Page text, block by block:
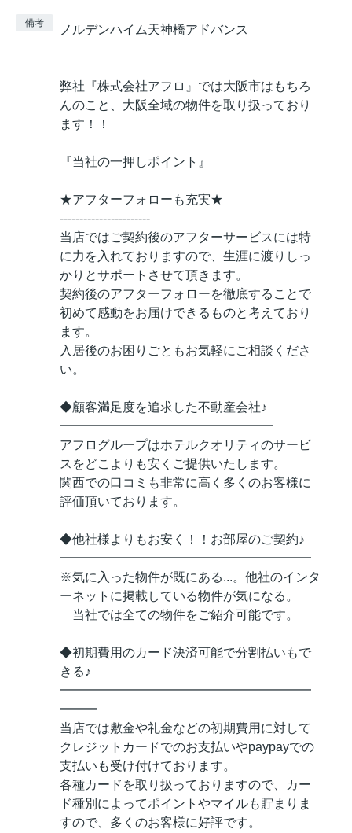
備考 ノルデンハイム天神橋アドバンス
弊社『株式会社アフロ』では大阪市はもちろ
んのこと、大阪全域の物件を取り扱っており
ます！！
『当社の一押しポイント』
★アフターフォローも充実★
-----------------------
当店ではご契約後のアフターサービスには特
に力を入れておりますので、生涯に渡りしっ
かりとサポートさせて頂きます。
契約後のアフターフォローを徹底することで
初めて感動をお届けできるものと考えており
ます。
入居後のお困りごともお気軽にご相談くださ
い。
◆顧客満足度を追求した不動産会社♪
━━━━━━━━━━━━━━━━━
アフログループはホテルクオリティのサービ
スをどこよりも安くご提供いたします。
関西での口コミも非常に高く多くのお客様に
評価頂いております。
◆他社様よりもお安く！！お部屋のご契約♪
━━━━━━━━━━━━━━━━━━━━
※気に入った物件が既にある...。他社のインタ
ーネットに掲載している物件が気になる。
当社では全ての物件をご紹介可能です。
◆初期費用のカード決済可能で分割払いもで
きる♪
━━━━━━━━━━━━━━━━━━━━
━━━
当店では敷金や礼金などの初期費用に対して
クレジットカードでのお支払いやpaypayでの
支払いも受け付けております。
各種カードを取り扱っておりますので、カー
ド種別によってポイントやマイルも貯まりま
すので、多くのお客様に好評です。